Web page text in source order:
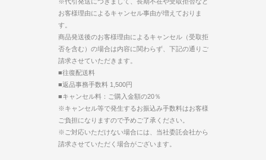
お客様理由によるキャンセル事由が増えておりま
す。
商品発送後のお客様理由によるキャンセル（受取拒
否を含む）の場合は内容に関わらず、下記の通りご
請求させていただきます。
■往復配送料
■返品事務手数料 1,500円
■キャンセル料：ご購入金額の20％
※キャンセル等で発生するお振込み手数料はお客様
ご負担になりますので予めご了承ください。
※ご対応いただけない場合には、当社委託会社から
請求させていただく場合がございます。